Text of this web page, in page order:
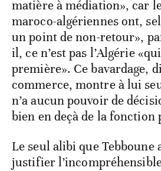
matière à médiation», car
maroco-algériennes ont,
un point de non-retour»,
il, ce n’est pas l’Algérie
première». Ce bavardage,
commerce, montre à lui
n’a aucun pouvoir de
bien en deçà de la fonction
Le seul alibi que Tebboune
justifier